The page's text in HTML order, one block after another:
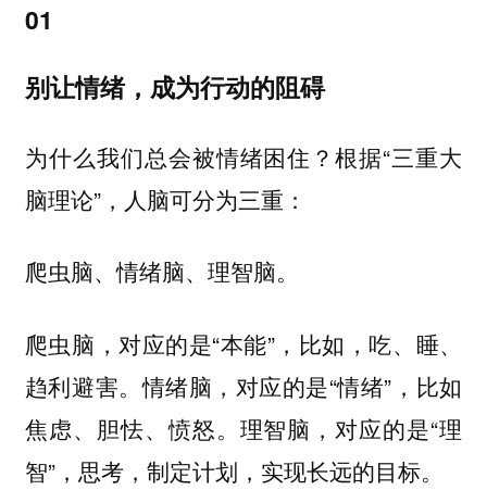
01
别让情绪，成为行动的阻碍
为什么我们总会被情绪困住？根据“三重大
脑理论”，人脑可分为三重：
爬虫脑、情绪脑、理智脑。
爬虫脑，对应的是“本能”，比如，吃、睡、
趋利避害。情绪脑，对应的是“情绪”，比如
焦虑、胆怯、愤怒。理智脑，对应的是“理
智”，思考，制定计划，实现长远的目标。